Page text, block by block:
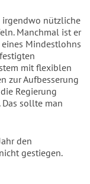
irgendwo nützliche
Manchmal ist er
Mindestlohns
mit flexiblen
zur Aufbesserung
Regierung
sollte man
den
gestiegen.